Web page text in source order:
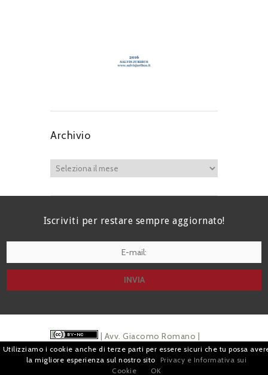
Archivio
Iscriviti per restare sempre aggiornato!
| Avv. Giacomo Romano |
Piazza di Campitelli, 2 - 00186 Roma | P.I.
Utilizziamo i cookie anche di terze parti per essere sicuri che tu possa
la migliore esperienza sul nostro sito
Privacy e Informativa sui
Cookie
OK